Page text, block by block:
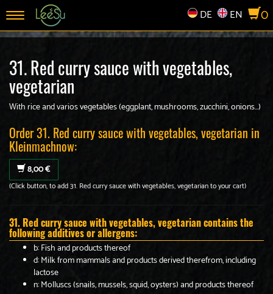
Toggle
navigation
0
DE EN
31. Red curry sauce with vegetables,
vegetarian
With rice and varios vegetables (eggplant, mushrooms, zucchini, onions...)
Order 31. Red curry sauce with vegetables, vegetarian in
Kleinmachnow:
8,00 €
(Click button, to add 31. Red curry sauce with vegetables, vegetarian to your cart)
31. Red curry sauce with vegetables, vegetarian contains the
following additives or allergens:
b: Fish and products thereof
d: Milk from mammals and products derived therefrom, including
lactose
n: Molluscs (snails, mussels, squid, oysters) and products thereof